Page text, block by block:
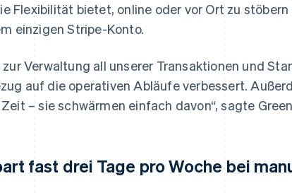
Flexibilität bietet, online oder vor Ort zu
einzigen Stripe-Konto.
Verwaltung all unserer Transaktionen und
auf die operativen Abläufe verbessert.
– sie schwärmen einfach davon“, sagte
fast drei Tage pro Woche bei